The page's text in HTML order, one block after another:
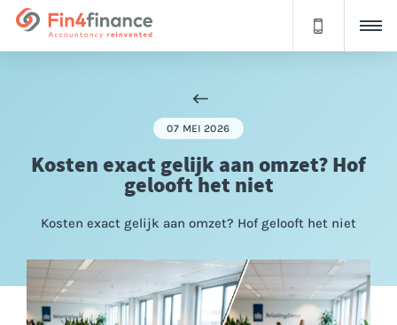
07 MEI 2026
Kosten exact gelijk aan omzet? Hof
gelooft het niet
Kosten exact gelijk aan omzet? Hof gelooft het niet